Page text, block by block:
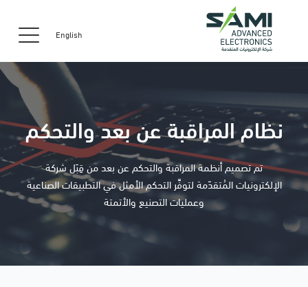
English
نظام المراقبة عن بعد والتحكم
تم تصميم أنظمة المراقبة والتحكم عن بعد من قِبَل شركة
الإلكترونيات المُتقدّمة لتوفِّر التحكم الأمثل في التطبيقات الصناعية
وعمليات التصنيع والأتمتة